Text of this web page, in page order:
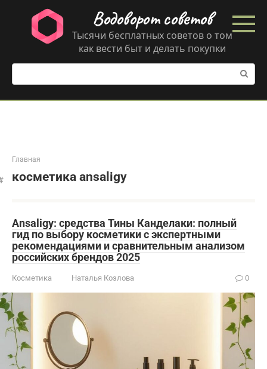
контенту
Водоворот советов
Тысячи бесплатных советов о том
как вести быт и делать покупки
Поиск:
Главная
косметика ansaligy
Ansaligy: средства Тины Канделаки: полный
гид по выбору косметики с экспертными
рекомендациями и сравнительным анализом
российских брендов 2025
Косметика Наталья Козлова 0